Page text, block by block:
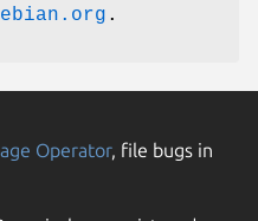
.
Operator, file bugs in